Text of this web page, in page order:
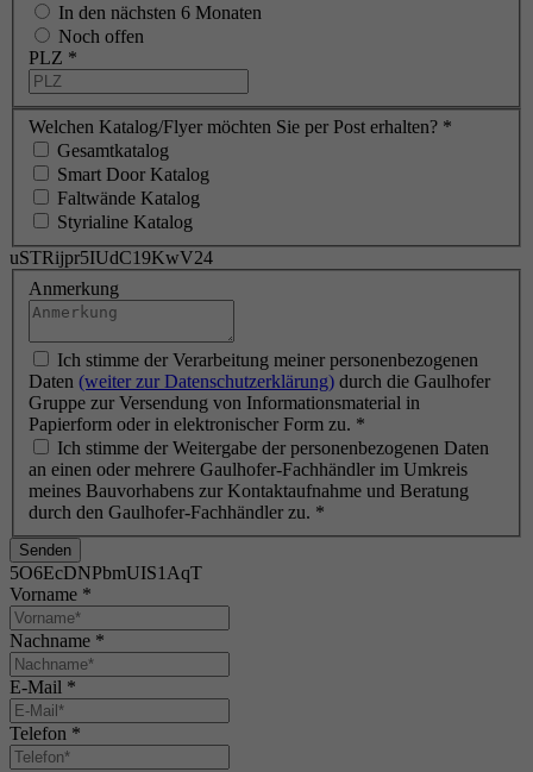
In den nächsten 6 Monaten
Noch offen
PLZ *
Welchen Katalog/Flyer möchten Sie per Post erhalten? *
Gesamtkatalog
Smart Door Katalog
Faltwände Katalog
Styrialine Katalog
uSTRijpr5IUdC19KwV24
Anmerkung
Ich stimme der Verarbeitung meiner personenbezogenen
Daten (weiter zur Datenschutzerklärung) durch die Gaulhofer
Gruppe zur Versendung von Informationsmaterial in
Papierform oder in elektronischer Form zu. *
Ich stimme der Weitergabe der personenbezogenen Daten
an einen oder mehrere Gaulhofer-Fachhändler im Umkreis
meines Bauvorhabens zur Kontaktaufnahme und Beratung
durch den Gaulhofer-Fachhändler zu. *
Senden
5O6EcDNPbmUIS1AqT
Vorname *
Nachname *
E-Mail *
Telefon *